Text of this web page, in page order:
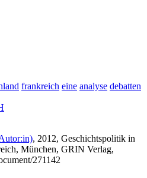
frankreich eine analyse debatten
, 2012, Geschichtspolitik in
München, GRIN Verlag,
271142